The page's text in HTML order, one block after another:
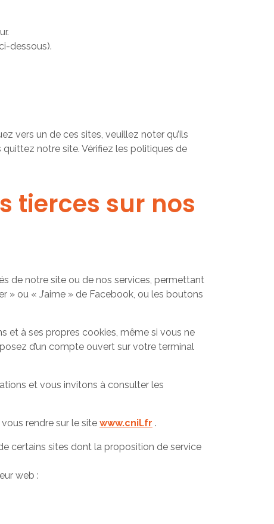
dessous).
vers un de ces sites, veuillez noter qu’ils
notre site. Vérifiez les politiques de
tierces sur nos
de notre site ou de nos services, permettant
ou « J’aime » de Facebook, ou les boutons
et à ses propres cookies, même si vous ne
d’un compte ouvert sur votre terminal
et vous invitons à consulter les
rendre sur le site www.cnil.fr .
certains sites dont la proposition de service
web :